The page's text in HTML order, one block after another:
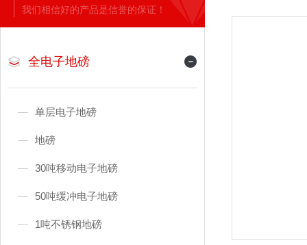
我们相信好的产品是信誉的保证！
全电子地磅
单层电子地磅
地磅
30吨移动电子地磅
50吨缓冲电子地磅
1吨不锈钢地磅